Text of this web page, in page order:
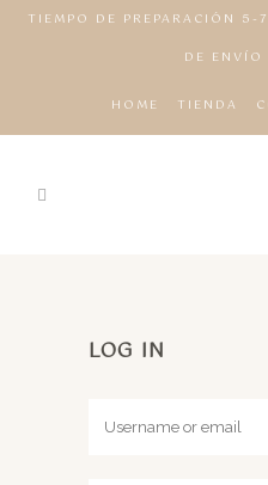
TIEMPO DE PREPARACIÓN
DE ENVÍO
HOME TIENDA
LOG IN